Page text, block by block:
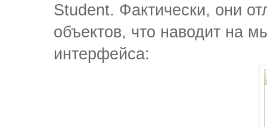
Student. Фактически, они
объектов, что наводит на
интерфейса: